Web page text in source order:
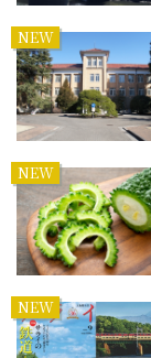
NEW
NEW
NEW